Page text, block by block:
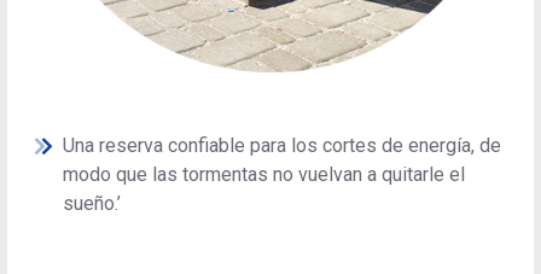
Una reserva confiable para los cortes de energía, de
modo que las tormentas no vuelvan a quitarle el
sueño.’